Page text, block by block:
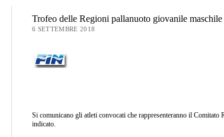
Trofeo delle Regioni pallanuoto giovanile
6 SETTEMBRE 2018
Si comunicano gli atleti convocati che rappresenteranno il
indicato.